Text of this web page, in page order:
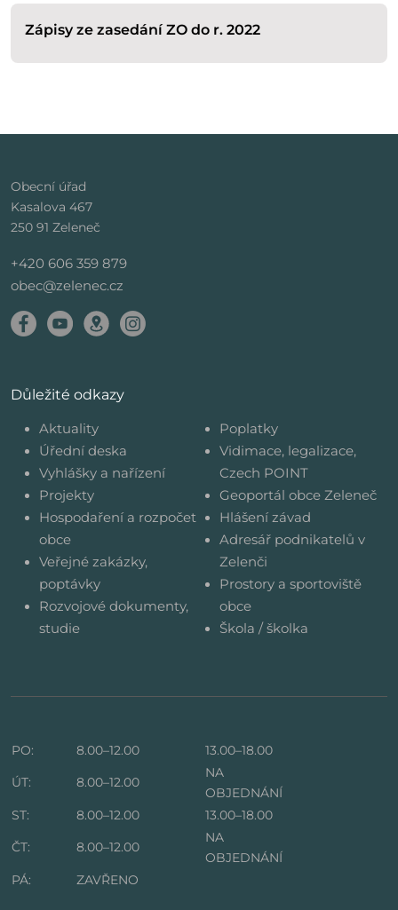
Zápisy ze zasedání ZO do r. 2022
Obecní úřad
Kasalova 467
250 91 Zeleneč
+420 606 359 879
obec@zelenec.cz
Důležité odkazy
Aktuality
Úřední deska
Vyhlášky a nařízení
Projekty
Hospodaření a rozpočet
obce
Veřejné zakázky,
poptávky
Rozvojové dokumenty,
studie
Poplatky
Vidimace, legalizace,
Czech POINT
Geoportál obce Zeleneč
Hlášení závad
Adresář podnikatelů v
Zelenči
Prostory a sportoviště
obce
Škola / školka
PO: 8.00–12.00
13.00–18.00
ÚT:
8.00–12.00
NA
OBJEDNÁNÍ
ST:
8.00–12.00
13.00–18.00
ČT:
8.00–12.00
NA
OBJEDNÁNÍ
PÁ:
ZAVŘENO